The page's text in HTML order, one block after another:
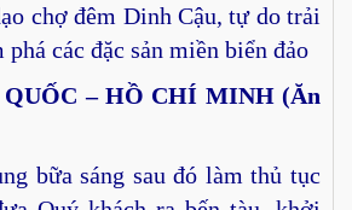
chợ đêm Dinh Cậu, tự do trải
các đặc sản miền biển đảo
QUỐC – HỒ CHÍ MINH (Ăn
bữa sáng sau đó làm thủ tục